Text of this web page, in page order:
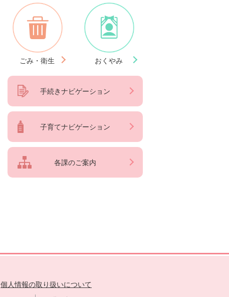
ごみ・衛生 おくやみ
手続きナビゲーション
子育てナビゲーション
各課のご案内
個人情報の取り扱いについて